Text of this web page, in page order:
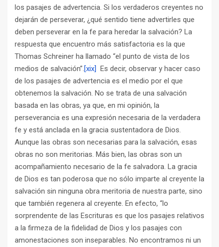
los pasajes de advertencia. Si los verdaderos creyentes no
dejarán de perseverar, ¿qué sentido tiene advertirles que
deben perseverar en la fe para heredar la salvación? La
respuesta que encuentro más satisfactoria es la que
Thomas Schreiner ha llamado “el punto de vista de los
medios de salvación”.[xix] Es decir, observar y hacer caso
de los pasajes de advertencia es el medio por el que
obtenemos la salvación. No se trata de una salvación
basada en las obras, ya que, en mi opinión, la
perseverancia es una expresión necesaria de la verdadera
fe y está anclada en la gracia sustentadora de Dios.
Aunque las obras son necesarias para la salvación, esas
obras no son meritorias. Más bien, las obras son un
acompañamiento necesario de la fe salvadora. La gracia
de Dios es tan poderosa que no sólo imparte al creyente la
salvación sin ninguna obra meritoria de nuestra parte, sino
que también regenera al creyente. En efecto, “lo
sorprendente de las Escrituras es que los pasajes relativos
a la firmeza de la fidelidad de Dios y los pasajes con
amonestaciones son inseparables. No encontramos ni un